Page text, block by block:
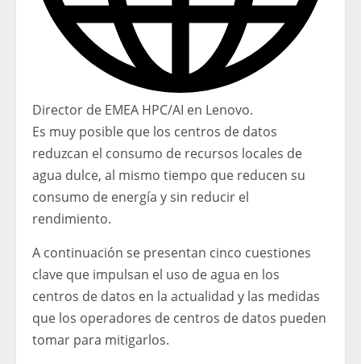
Director de EMEA HPC/AI en Lenovo.
Es muy posible que los centros de datos
reduzcan el consumo de recursos locales de
agua dulce, al mismo tiempo que reducen su
consumo de energía y sin reducir el
rendimiento.
A continuación se presentan cinco cuestiones
clave que impulsan el uso de agua en los
centros de datos en la actualidad y las medidas
que los operadores de centros de datos pueden
tomar para mitigarlos.